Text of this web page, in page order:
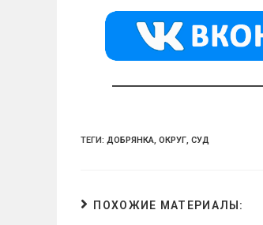
kl
a
ss
ni
a
m
A
p
p
ТЕГИ: ДОБРЯНКА, ОКРУГ, СУД
ПОХОЖИЕ МАТЕРИАЛЫ: